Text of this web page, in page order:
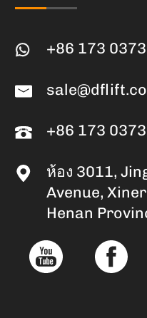
+86 173
+86 173
ห้อง 3011,
Avenue,
Henan